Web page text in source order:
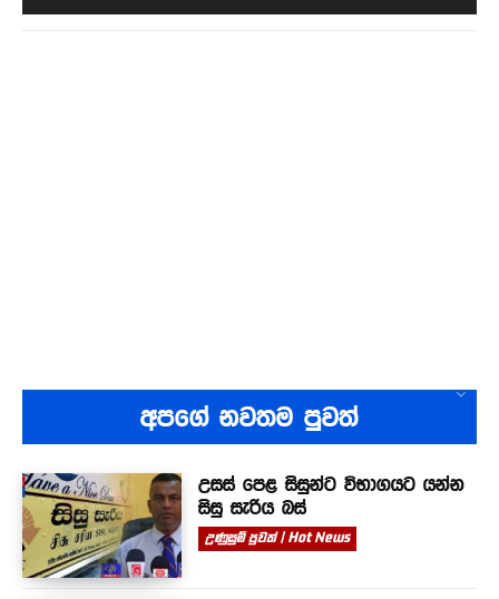
අපගේ නවතම පුවත්
උසස් පෙළ සිසුන්ට විභාගයට යන්න
සිසු සැරිය බස්
උණුසුම් පුවත් | Hot News